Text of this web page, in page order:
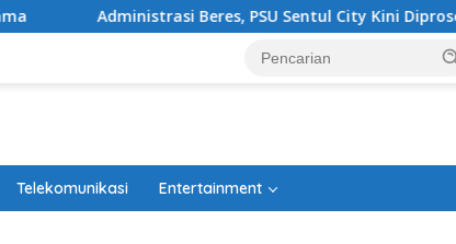
PSU Sentul City Kini Diproses Sertifikasinya di BPN
Telekomunikasi Entertainment